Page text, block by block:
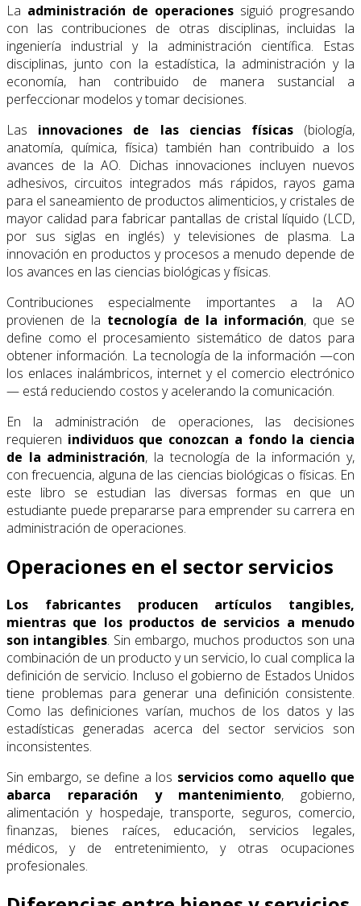
La administración de operaciones siguió progresando
con las contribuciones de otras disciplinas, incluidas la
ingeniería industrial y la administración científica. Estas
disciplinas, junto con la estadística, la administración y la
economía, han contribuido de manera sustancial a
perfeccionar modelos y tomar decisiones.
Las innovaciones de las ciencias físicas(biología,
anatomía, química, física) también han contribuido a los
avances de la AO. Dichas innovaciones incluyen nuevos
adhesivos, circuitos integrados más rápidos, rayos gama
para el saneamiento de productos alimenticios, y cristales de
mayor calidad para fabricar pantallas de cristal líquido (LCD,
por sus siglas en inglés) y televisiones de plasma. La
innovación en productos y procesos a menudo depende de
los avances en las ciencias biológicas y físicas.
Contribuciones especialmente importantes a la AO
provienen de la tecnología de la información, que se
define como el procesamiento sistemático de datos para
obtener información. La tecnología de la información —con
los enlaces inalámbricos, internet y el comercio electrónico
— está reduciendo costos y acelerando la comunicación.
En la administración de operaciones, las decisiones
requieren individuos que conozcan a fondo la ciencia
de la administración, la tecnología de la información y,
con frecuencia, alguna de las ciencias biológicas o físicas. En
este libro se estudian las diversas formas en que un
estudiante puede prepararse para emprender su carrera en
administración de operaciones.
Operaciones en el sector servicios
Los fabricantes producen artículos tangibles,
mientras que los productos de servicios a menudo
son intangibles. Sin embargo, muchos productos son una
combinación de un producto y un servicio, lo cual complica la
definición de servicio. Incluso el gobierno de Estados Unidos
tiene problemas para generar una definición consistente.
Como las definiciones varían, muchos de los datos y las
estadísticas generadas acerca del sector servicios son
inconsistentes.
Sin embargo, se define a los servicios como aquello que
abarca reparación y mantenimiento, gobierno,
alimentación y hospedaje, transporte, seguros, comercio,
finanzas, bienes raíces, educación, servicios legales,
médicos, y de entretenimiento, y otras ocupaciones
profesionales.